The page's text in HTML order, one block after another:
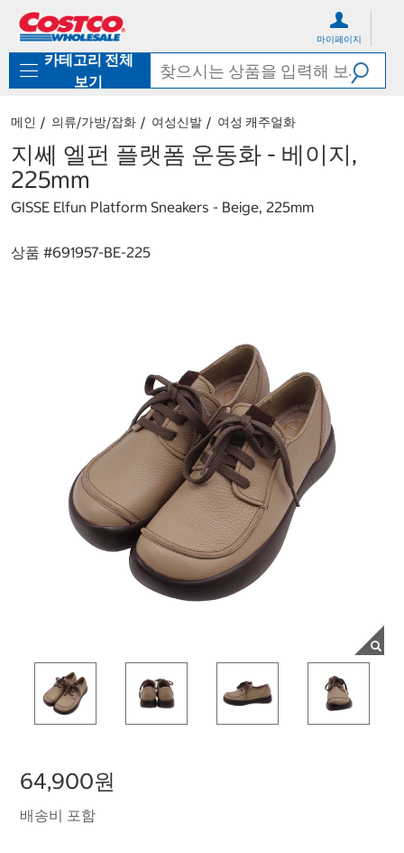
로
기
가
마이페이지
카테고리 전체
보기
메인 의류/가방/잡화 여성신발 여성 캐주얼화
지쎄 엘펀 플랫폼 운동화 - 베이지,
225mm
GISSE Elfun Platform Sneakers - Beige, 225mm
상품 #691957-BE-225
64,900원
배송비 포함